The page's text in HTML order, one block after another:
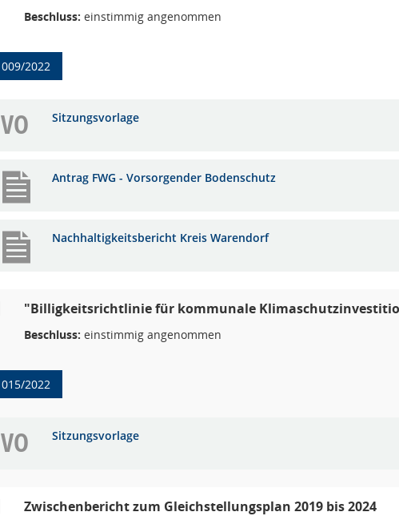
Beschluss: einstimmig angenommen
009/2022
VO Sitzungsvorlage
Antrag FWG - Vorsorgender Bodenschutz
Nachhaltigkeitsbericht Kreis Warendorf
"Billigkeitsrichtlinie für kommunale
Beschluss: einstimmig angenommen
015/2022
VO Sitzungsvorlage
Zwischenbericht zum Gleichstellungsplan 2019 bis 2024